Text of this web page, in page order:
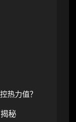
热力值？